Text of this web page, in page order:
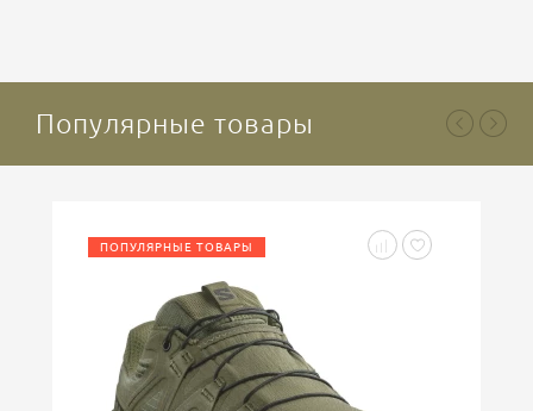
подготовки счета.
Популярные товары
ПОПУЛЯРНЫЕ ТОВАРЫ